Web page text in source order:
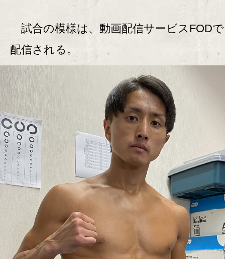
試合の模様は、動画配信サービスFOD
配信される。